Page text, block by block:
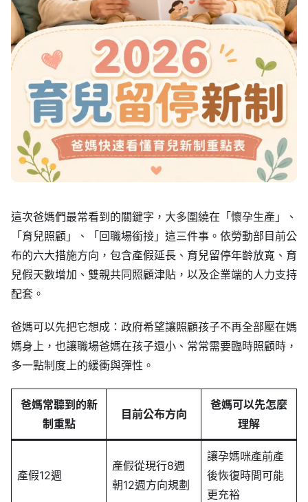
這次爸媽們最常看到的關鍵字，大多圍繞在「懷孕生產」、
「育兒照顧」、「回職場銜接」這三件事。依勞動部目前公
布的六大措施方向，包含產假延長、育兒留停年齡放寬、育
兒假天數增加、雙親共同照顧津貼，以及企業端的人力支持
配套。
爸媽可以先把它想成：政府希望讓照顧孩子不再全部壓在媽
媽身上，也讓職場爸媽在孩子還小、常常需要臨時照顧時，
多一點制度上的緩衝與彈性。
爸媽常聽到的新
制重點
目前公布方向
爸媽可以先怎麼
理解
產假12週
產假從現行8週
朝12週方向規劃
讓孕媽咪產前產
後恢復時間可能
更充裕